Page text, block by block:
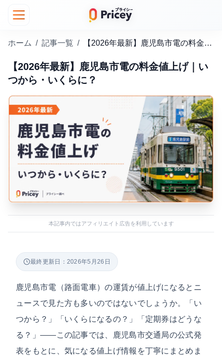
ホーム / 記事一覧 / 【2026年最新】鹿児島市電の料金値上げ｜いつから・いくらに？
【2026年最新】鹿児島市電の料金値上げ｜い
つから・いくらに？
本記事内ではアフィリエイト広告を利用しています
最終更新日：2026年5月26日
鹿児島市電（路面電車）の運賃が値上げになるとニ
ュースで見た方も多いのではないでしょうか。「い
つから？」「いくらになるの？」「定期券はどうな
る？」——この記事では、鹿児島市交通局の公式発
表をもとに、気になる値上げ情報を丁寧にまとめま